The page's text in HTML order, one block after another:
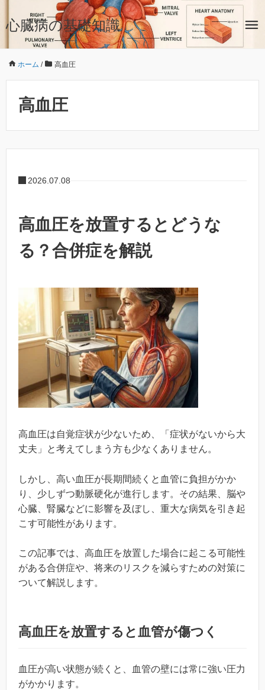
心臓病の基礎知識
ホーム / 高血圧
高血圧
2026.07.08
高血圧を放置するとどうな
る？合併症を解説
高血圧は自覚症状が少ないため、「症状がないから大
丈夫」と考えてしまう方も少なくありません。
しかし、高い血圧が長期間続くと血管に負担がかか
り、少しずつ動脈硬化が進行します。その結果、脳や
心臓、腎臓などに影響を及ぼし、重大な病気を引き起
こす可能性があります。
この記事では、高血圧を放置した場合に起こる可能性
がある合併症や、将来のリスクを減らすための対策に
ついて解説します。
高血圧を放置すると血管が傷つく
血圧が高い状態が続くと、血管の壁には常に強い圧力
がかかります。